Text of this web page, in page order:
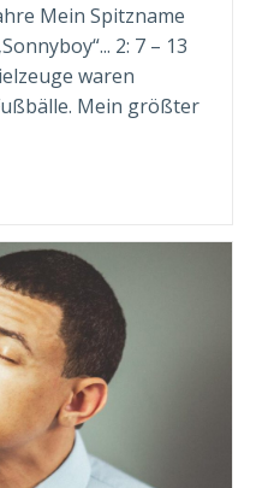
Mein Spitzname
2: 7 – 13
waren
Mein größter